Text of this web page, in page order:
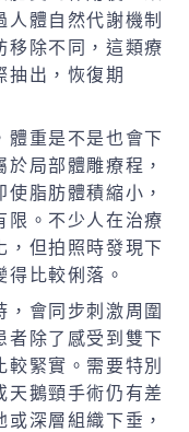
體自然代謝機制
移除不同，這類療
抽出，恢復期
體重是不是也會下
局部體雕療程，
脂肪體積縮小，
限。不少人在治療
，但拍照時發現下
得比較俐落。
，會同步刺激周圍
者除了感受到雙下
緊實。需要特別
天鵝頸手術仍有差
深層組織下垂，